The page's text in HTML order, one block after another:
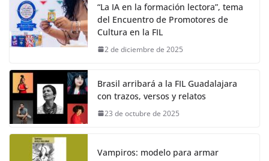
“La IA en la formación lectora”, tema
del Encuentro de Promotores de
Cultura en la FIL
2 de diciembre de 2025
Brasil arribará a la FIL Guadalajara
con trazos, versos y relatos
23 de octubre de 2025
Vampiros: modelo para armar